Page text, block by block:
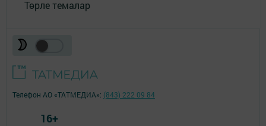
Төрле темалар
Телефон АО «ТАТМЕДИА»: (843) 222 09 84
16+